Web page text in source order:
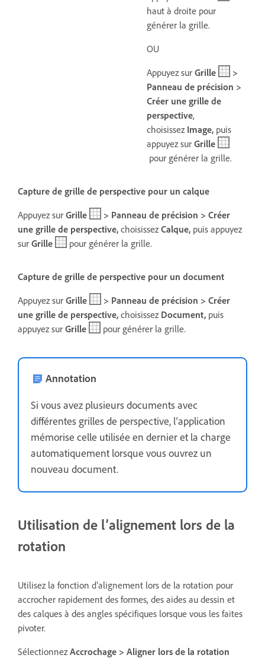
haut à droite pour
générer la grille.
OU
Appuyez sur Grille
>
Panneau de précision >
Créer une grille de
perspective,
choisissez Image, puis
appuyez sur Grille
pour générer la grille.
Capture de grille de perspective pour un calque
Appuyez sur Grille
> Panneau de précision > Créer
une grille de perspective, choisissez Calque, puis appuyez
sur Grille pour générer la grille.
Capture de grille de perspective pour un document
Appuyez sur Grille
> Panneau de précision > Créer
une grille de perspective, choisissez Document, puis
appuyez sur Grille pour générer la grille.
Annotation
Si vous avez plusieurs documents avec
différentes grilles de perspective, l’application
mémorise celle utilisée en dernier et la charge
automatiquement lorsque vous ouvrez un
nouveau document.
Utilisation de l’alignement lors de la
rotation
Utilisez la fonction d’alignement lors de la rotation pour
accrocher rapidement des formes, des aides au dessin et
des calques à des angles spécifiques lorsque vous les faites
pivoter.
Sélectionnez Accrochage > Aligner lors de la rotation